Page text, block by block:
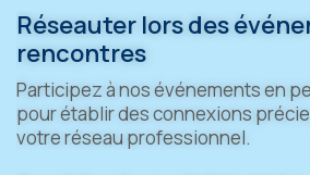
Réseauter lors des
rencontres
Participez à nos événements en
pour établir des connexions
votre réseau professionnel.